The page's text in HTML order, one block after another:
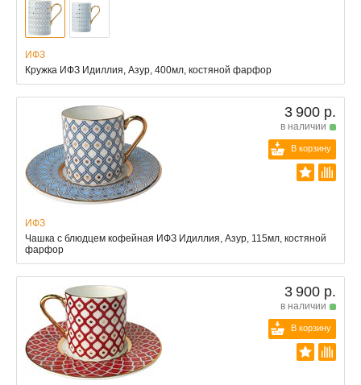
ИФЗ
Кружка ИФЗ Идиллия, Азур, 400мл, костяной фарфор
3 900 р.
в наличии
В корзину
ИФЗ
Чашка с блюдцем кофейная ИФЗ Идиллия, Азур, 115мл, костяной
фарфор
3 900 р.
в наличии
В корзину